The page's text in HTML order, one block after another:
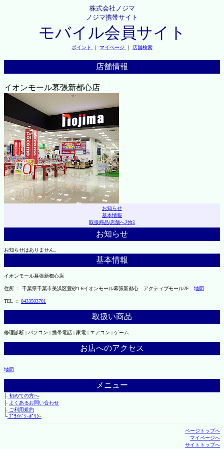
株式会社ノジマ
ノジマ携帯サイト
モバイル会員サイト
ポイント ｜ マイページ ｜ 店舗検索
店舗情報
イオンモール幕張新都心店
お知らせ
基本情報
取扱商品|店舗へｱｸｾｽ
お知らせ
お知らせはありません。
基本情報
イオンモール幕張新都心店
住所 ： 千葉県千葉市美浜区豊砂1-6イオンモール幕張新都心 アクティブモール2F 地図
TEL ： 0433503701
取扱い商品
修理診断 | パソコン | 携帯電話 | 家電 | エアコン | ゲーム
お店へのアクセス
地図
メニュー
├初めての方へ
├ よくあるお問い合わせ
├ご利用規約
└ﾌﾟﾗｲﾊﾞｼｰﾎﾟﾘｼｰ
ページトップへ
マイページへ
サイトトップへ